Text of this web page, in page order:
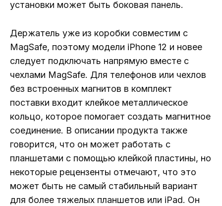
установки может быть боковая панель.
Держатель уже из коробки совместим с
MagSafe, поэтому модели iPhone 12 и новее
следует подключать напрямую вместе с
чехлами MagSafe. Для телефонов или чехлов
без встроенных магнитов в комплект
поставки входит клейкое металлическое
кольцо, которое помогает создать магнитное
соединение. В описании продукта также
говорится, что он может работать с
планшетами с помощью клейкой пластины, но
некоторые рецензенты отмечают, что это
может быть не самый стабильный вариант
для более тяжелых планшетов или iPad. Он